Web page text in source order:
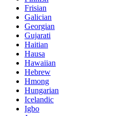
Frisian
Galician
Georgian
Gujarati
Haitian
Hausa
Hawaiian
Hebrew
Hmong
Hungarian
Icelandic
Igbo